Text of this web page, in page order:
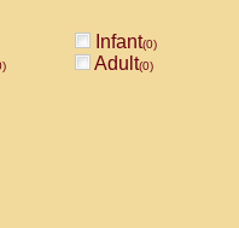
Infant(0)
Adult(0)